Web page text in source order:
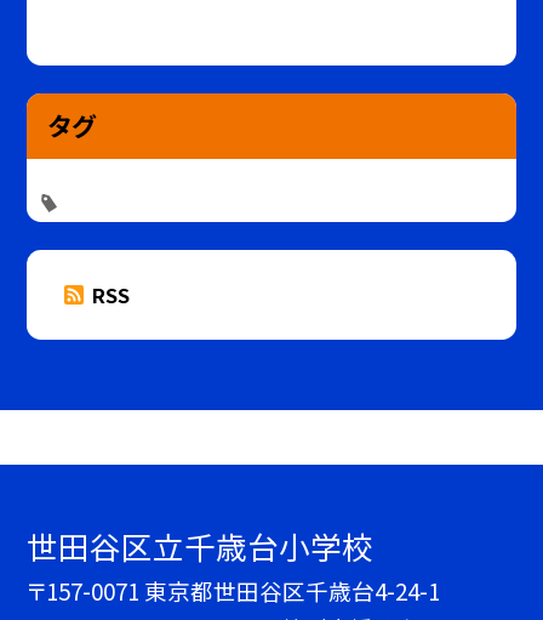
タグ
RSS
世田谷区立千歳台小学校
〒157-0071 東京都世田谷区千歳台4-24-1